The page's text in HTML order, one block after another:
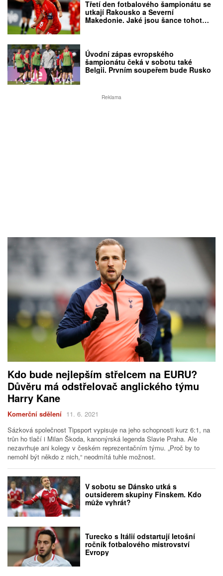
Třetí den fotbalového šampionátu se
utkají Rakousko a Severní
Makedonie. Jaké jsou šance tohoto
Úvodní zápas evropského
šampionátu čeká v sobotu také
Belgii. Prvním soupeřem bude Rusko
Reklama
Kdo bude nejlepším střelcem na EURU?
Důvěru má odstřelovač anglického týmu
Harry Kane
Komerční sdělení 11. 6. 2021
Sázková společnost Tipsport vypisuje na jeho schopnosti kurz 6:1, na
trůn ho tlačí i Milan Škoda, kanonýrská legenda Slavie Praha. Ale
nezavrhuje ani kolegy v českém reprezentačním týmu. „Proč by to
nemohl být někdo z nich,“ neodmítá tuhle možnost.
V sobotu se Dánsko utká s
outsiderem skupiny Finskem. Kdo
může vyhrát?
Turecko s Itálií odstartují letošní
ročník fotbalového mistrovství
Evropy